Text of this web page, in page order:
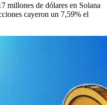
millones de dólares en Solana
cayeron un 7,59% el